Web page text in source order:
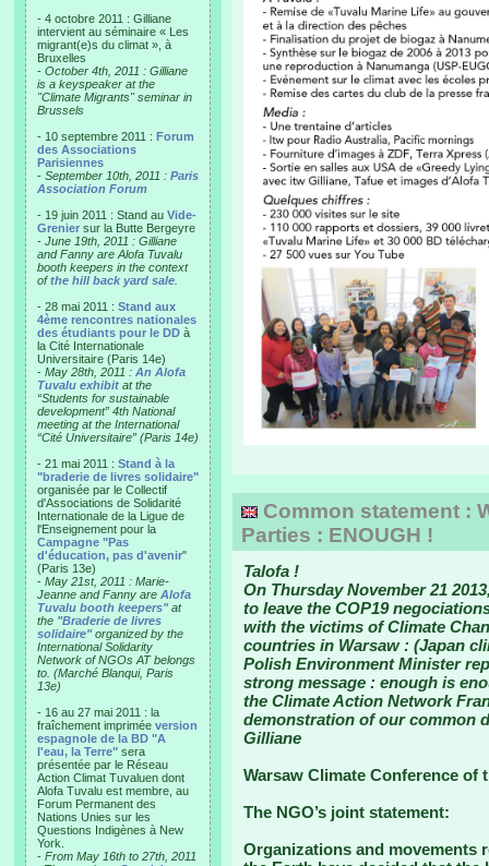
- 4 octobre 2011 : Gilliane
intervient au séminaire « Les
migrant(e)s du climat », à
Bruxelles
- October 4th, 2011 : Gilliane
is a keyspeaker at the
"Climate Migrants" seminar in
Brussels
- 10 septembre 2011 : Forum
des Associations
Parisiennes
- September 10th, 2011 : Paris
Association Forum
- 19 juin 2011 : Stand au Vide-
Grenier sur la Butte Bergeyre
- June 19th, 2011 : Gilliane
and Fanny are Alofa Tuvalu
booth keepers in the context
ofthe hill back yard sale
- 28 mai 2011 : Stand aux
4ème rencontres nationales
des étudiants pour le DD à
la Cité Internationale
Universitaire (Paris 14e)
- May 28th, 2011 : An Alofa
Tuvalu exhibit at the
“Students for sustainable
development” 4th National
meeting at the International
“Cité Universitaire” (Paris 14e)
- 21 mai 2011 : Stand à la
"braderie de livres solidaire"
organisée par le Collectif
d'Associations de Solidarité
Internationale de la Ligue de
l'Enseignement pour la
Campagne "Pas
d'éducation, pas d'avenir"
(Paris 13e)
- May 21st, 2011 : Marie-
Jeanne and Fanny are Alofa
Tuvalu booth keepers"at
the "Braderie de livres
solidaire"organized by the
International Solidarity
Network of NGOs AT belongs
to. (Marché Blanqui, Paris
13e)
- 16 au 27 mai 2011 : la
fraîchement imprimée version
espagnole de la BD "A
l'eau, la Terre" sera
présentée par le Réseau
Action Climat Tuvaluen dont
Alofa Tuvalu est membre, au
Forum Permanent des
Nations Unies sur les
Questions Indigènes à New
York.
- From May 16th to 27th, 2011
Common statement :
Parties : ENOUGH !
Talofa !
On Thursday November 21
to leave the COP19
with the victims of Climate
countries in Warsaw : (Japan
Polish Environment Minister
strong message : enough is
the Climate Action Network
demonstration of our common
Gilliane
Warsaw Climate Conference of
The NGO’s joint statement:
Organizations and movements